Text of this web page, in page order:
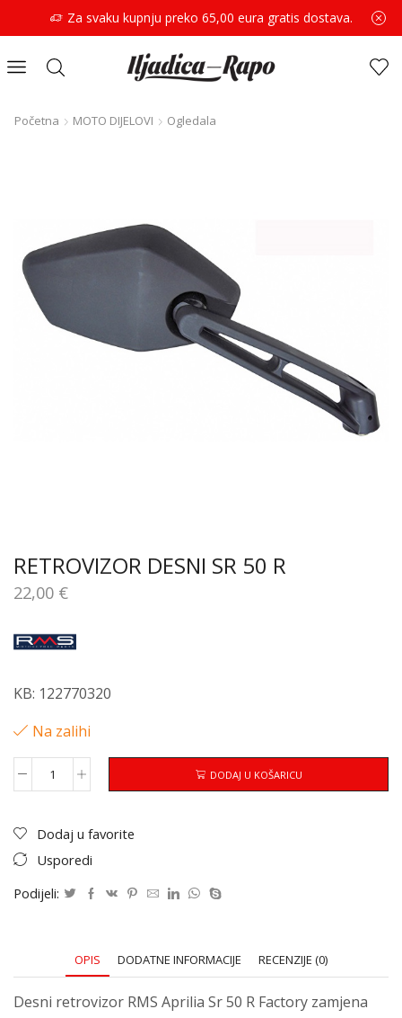
Za svaku kupnju preko 65,00 eura gratis dostava.
Početna MOTO DIJELOVI Ogledala
RETROVIZOR DESNI SR 50 R
22,00 €
KB: 122770320
Na zalihi
DODAJ U KOŠARICU
Dodaj u favorite
Usporedi
Podijeli:
OPIS DODATNE INFORMACIJE RECENZIJE (0)
Desni retrovizor RMS Aprilia Sr 50 R Factory zamjena